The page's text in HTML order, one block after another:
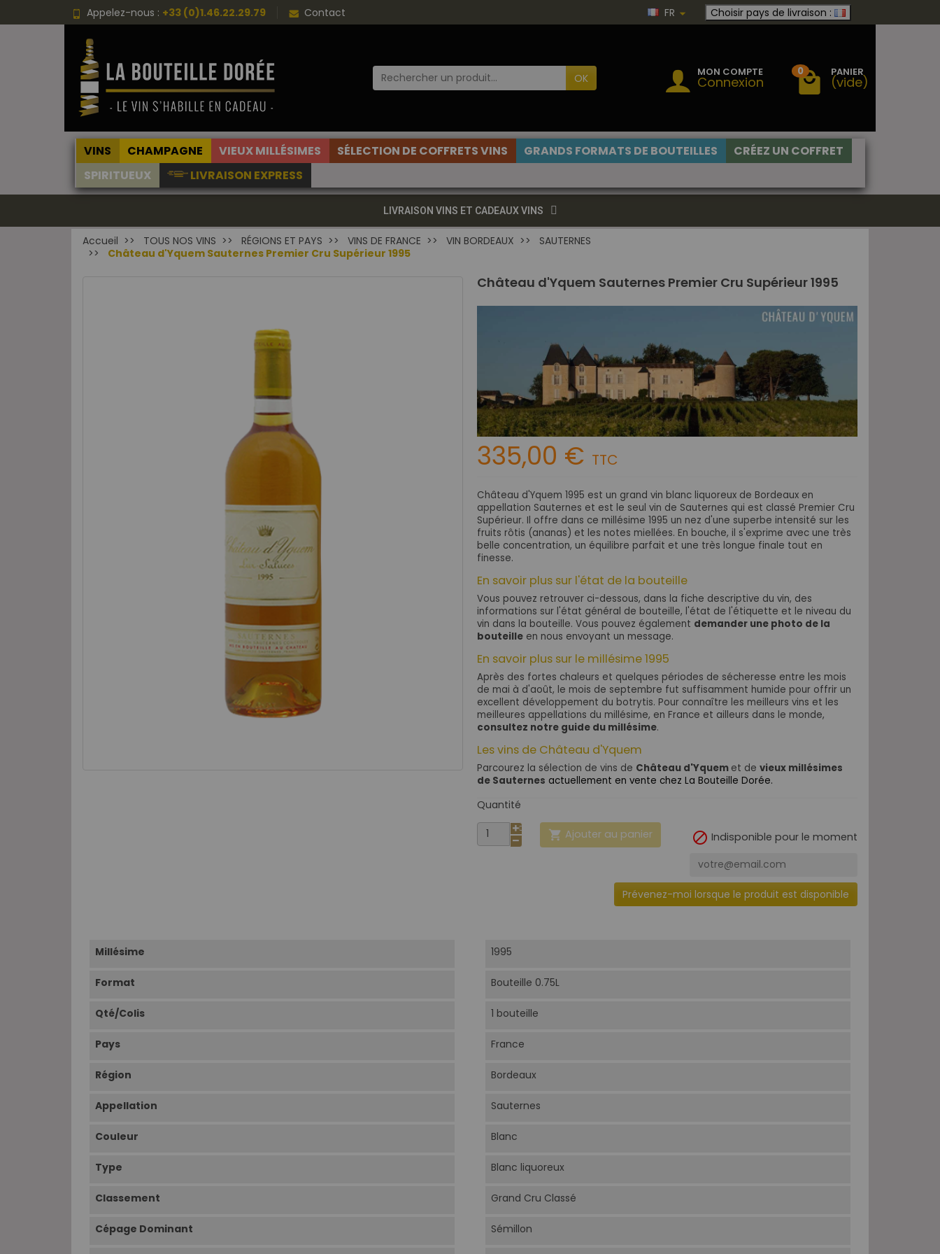
Appelez-nous : +33 (0)1.46.22.29.79 Contact FR Choisir pays de livraison :
OK MON COMPTE
Connexion
0 PANIER
(vide)
VINS CHAMPAGNE VIEUX MILLÉSIMES SÉLECTION DE COFFRETS VINS GRANDS FORMATS DE BOUTEILLES
CRÉEZ UN COFFRET
SPIRITUEUX
LIVRAISON EXPRESS
LIVRAISON VINS ET CADEAUX VINS
Accueil TOUS NOS VINS RÉGIONS ET PAYS VINS DE FRANCE VIN BORDEAUX
SAUTERNES
Château d'Yquem Sauternes Premier Cru Supérieur 1995
Château d'Yquem Sauternes Premier Cru Supérieur 1995
335,00 € TTC
Château d'Yquem 1995 est un grand vin blanc liquoreux de Bordeaux en
appellation Sauternes et est le seul vin de Sauternes qui est classé Premier Cru
Supérieur. Il offre dans ce millésime 1995 un nez d'une superbe intensité sur les
fruits rôtis (ananas) et les notes miellées. En bouche, il s'exprime avec une très
belle concentration, un équilibre parfait et une très longue finale tout en
finesse.
En savoir plus sur l'état de la bouteille
Vous pouvez retrouver ci-dessous, dans la fiche descriptive du vin, des
informations sur l'état général de bouteille, l'état de l'étiquette et le niveau du
vin dans la bouteille. Vous pouvez également demander une photo de la
bouteille en nous envoyant un message.
En savoir plus sur le millésime 1995
Après des fortes chaleurs et quelques périodes de sécheresse entre les mois
de mai à d'août, le mois de septembre fut suffisamment humide pour offrir un
excellent développement du botrytis. Pour connaître les meilleurs vins et les
meilleures appellations du millésime, en France et ailleurs dans le monde,
consultez notre guide du millésime.
Les vins de Château d'Yquem
Parcourez la sélection de vins de Château d'Yquem et de vieux millésimes
de Sauternes actuellement en vente chez La Bouteille Dorée.
Quantité
 Ajouter au panier  Indisponible pour le moment
Prévenez-moi lorsque le produit est disponible
Millésime 1995
Format Bouteille 0.75L
Qté/Colis 1 bouteille
Pays France
Région Bordeaux
Appellation Sauternes
Couleur Blanc
Type Blanc liquoreux
Classement Grand Cru Classé
Cépage Dominant Sémillon